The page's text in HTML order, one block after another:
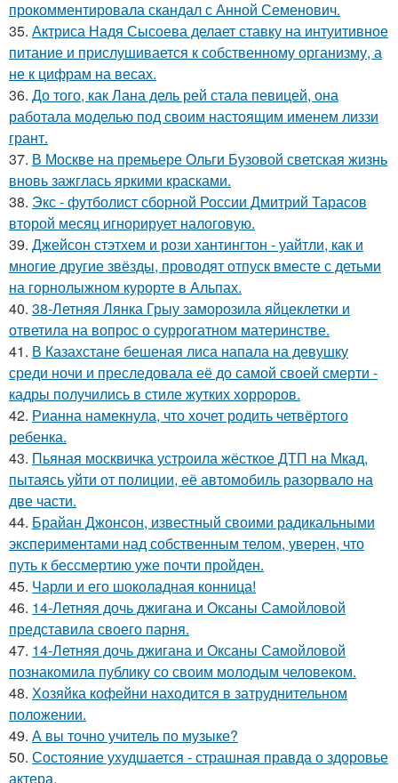
прокомментировала скандал с Анной Семенович.
35. Актриса Надя Сысоева делает ставку на интуитивное
питание и прислушивается к собственному организму, а
не к цифрам на весах.
36. До того, как Лана дель рей стала певицей, она
работала моделью под своим настоящим именем лиззи
грант.
37. В Москве на премьере Ольги Бузовой светская жизнь
вновь зажглась яркими красками.
38. Экс - футболист сборной России Дмитрий Тарасов
второй месяц игнорирует налоговую.
39. Джейсон стэтхем и рози хантингтон - уайтли, как и
многие другие звёзды, проводят отпуск вместе с детьми
на горнолыжном курорте в Альпах.
40. 38-Летняя Лянка Грыу заморозила яйцеклетки и
ответила на вопрос о суррогатном материнстве.
41. В Казахстане бешеная лиса напала на девушку
среди ночи и преследовала её до самой своей смерти -
кадры получились в стиле жутких хорроров.
42. Рианна намекнула, что хочет родить четвёртого
ребенка.
43. Пьяная москвичка устроила жёсткое ДТП на Мкад,
пытаясь уйти от полиции, её автомобиль разорвало на
две части.
44. Брайан Джонсон, известный своими радикальными
экспериментами над собственным телом, уверен, что
путь к бессмертию уже почти пройден.
45. Чарли и его шоколадная конница!
46. 14-Летняя дочь джигана и Оксаны Самойловой
представила своего парня.
47. 14-Летняя дочь джигана и Оксаны Самойловой
познакомила публику со своим молодым человеком.
48. Хозяйка кофейни находится в затруднительном
положении.
49. А вы точно учитель по музыке?
50. Состояние ухудшается - страшная правда о здоровье
актера.